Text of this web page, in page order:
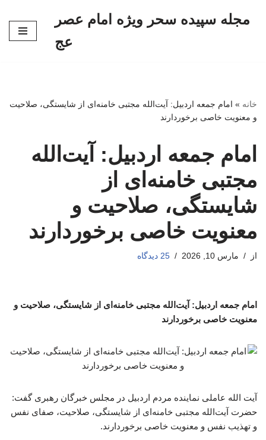
مجله سپیده سحر ویژه امام عصر
عج
خانه » امام جمعه اردبیل: آیت‌الله مجتبی خامنه‌ای از شایستگی، صلاحیت
و معنویت خاصی برخوردارند
امام جمعه اردبیل: آیت‌الله
مجتبی خامنه‌ای از
شایستگی، صلاحیت و
معنویت خاصی برخوردارند
از مارس 10, 2026 25 دیدگاه
امام جمعه اردبیل: آیت‌الله مجتبی خامنه‌ای از شایستگی، صلاحیت و
معنویت خاصی برخوردارند
آیت الله عاملی نماینده مردم اردبیل در مجلس خبرگان رهبری گفت:
حضرت آیت‌الله مجتبی خامنه‌ای از شایستگی، صلاحیت، صفای نفس
و تهذیب نفس و معنویت خاصی برخوردارند.